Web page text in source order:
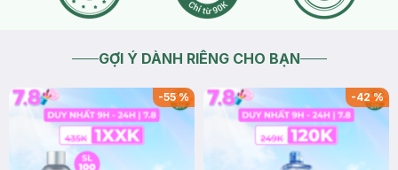
GỢI Ý DÀNH RIÊNG CHO BẠN
-55% -42%